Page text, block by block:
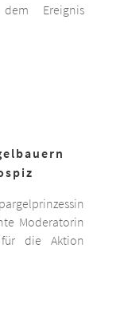
Ereignis
Moderatorin
die Aktion